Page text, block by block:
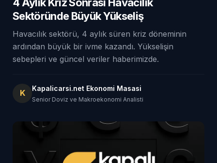
Sektöründe Büyük Yükseliş
Havacılık sektörü, 4 aylık süren kriz döneminin
ardından büyük bir ivme kazandı. Yükselişin
sebepleri ve güncel veriler haberimizde.
K Kapalicarsi.net Ekonomi Masasi
Senior Doviz ve Makroekonomi Analisti